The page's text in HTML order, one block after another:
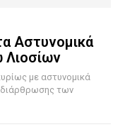
Αστυνομικά
Λιοσίων
με αστυνομικά
των